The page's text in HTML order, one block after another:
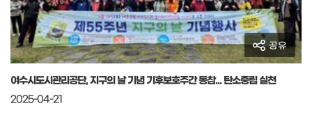
공유
여수시도시관리공단, 지구의 날 기념 기후보호주간 동참... 탄소중립 실천
2025-04-21